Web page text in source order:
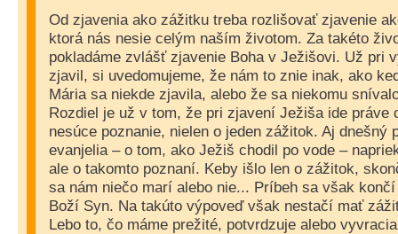
Od zjavenia ako zážitku treba rozlišovať zjavenie
ktorá nás nesie celým naším životom. Za takéto
pokladáme zvlášť zjavenie Boha v Ježišovi. Už pri
zjavil, si uvedomujeme, že nám to znie inak, ako
Mária sa niekde zjavila, alebo že sa niekomu
Rozdiel je už v tom, že pri zjavení Ježiša ide práve
nesúce poznanie, nielen o jeden zážitok. Aj dnešný
evanjelia – o tom, ako Ježiš chodil po vode –
ale o takomto poznaní. Keby išlo len o zážitok,
sa nám niečo marí alebo nie... Príbeh sa však
Boží Syn. Na takúto výpoveď však nestačí mať
Lebo to, čo máme prežité, potvrdzuje alebo